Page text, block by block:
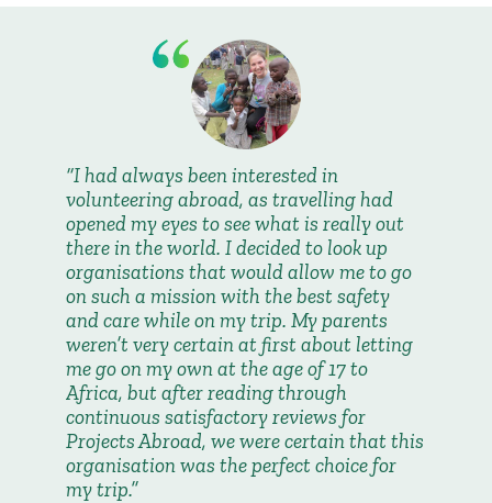
I had always been interested in
volunteering abroad, as travelling had
opened my eyes to see what is really out
there in the world. I decided to look up
organisations that would allow me to go
on such a mission with the best safety
and care while on my trip. My parents
weren’t very certain at first about letting
me go on my own at the age of 17 to
Africa, but after reading through
continuous satisfactory reviews for
Projects Abroad, we were certain that this
organisation was the perfect choice for
my trip.